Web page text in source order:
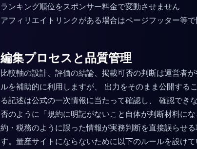
ランキング順位をスポンサー料金で変動させません
アフィリエイトリンクがある場合はページフッター等
編集プロセスと品質管理
比較軸の設計、評価の結論、掲載可否の判断は運営者
ルを補助的に利用しますが、 出力をそのまま公開する
る記述は公式の一次情報に当たって確認し、 確認でき
否のように「規約に明記がないこと自体が判断材料に
約・税務のように誤った情報が実務判断を直接誤らせ
す。量産サイトにならないために以下のルールを設けて